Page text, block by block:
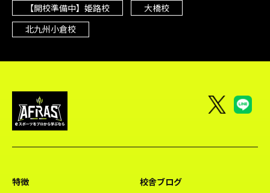
【開校準備中】姫路校
大橋校
北九州小倉校
特徴
校舎ブログ